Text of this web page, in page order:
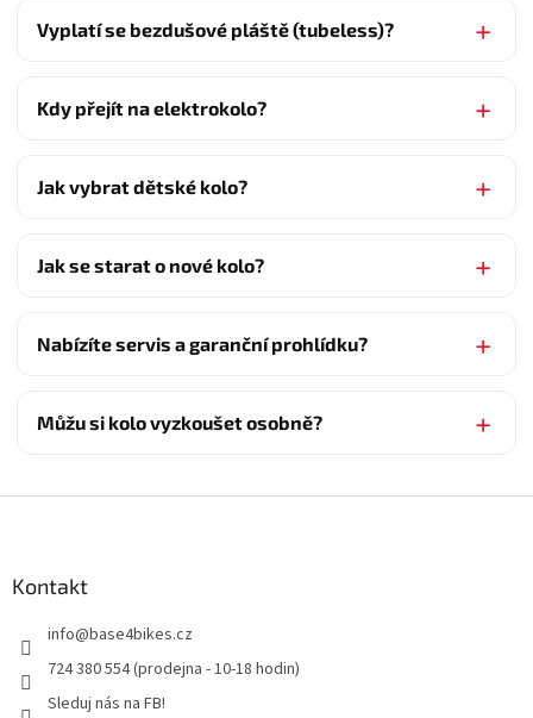
Vyplatí se bezdušové pláště (tubeless)?
Kdy přejít na elektrokolo?
Jak vybrat dětské kolo?
Jak se starat o nové kolo?
Nabízíte servis a garanční prohlídku?
Můžu si kolo vyzkoušet osobně?
Kontakt
info@base4bikes.cz
724 380 554 (prodejna - 10-18 hodin)
Sleduj nás na FB!